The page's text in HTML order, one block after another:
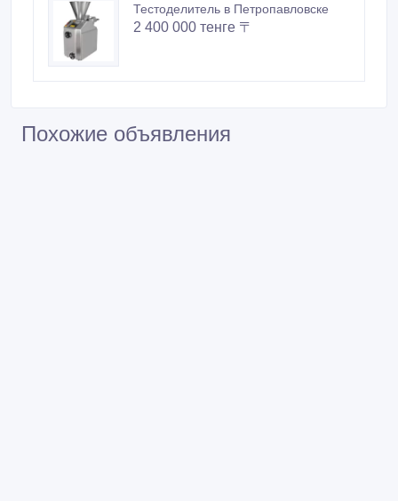
Тестоделитель в Петропавловске
2 400 000 тенге 〒
Похожие объявления